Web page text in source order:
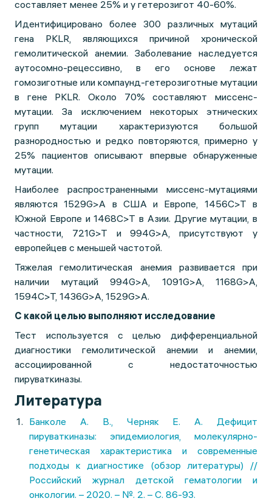
составляет менее 25% и у гетерозигот 40-60%.
Идентифицировано более 300 различных мутаций
гена PKLR, являющихся причиной хронической
гемолитической анемии. Заболевание наследуется
аутосомно-рецессивно, в его основе лежат
гомозиготные или компаунд-гетерозиготные мутации
в гене PKLR. Около 70% составляют миссенс-
мутации. За исключением некоторых этнических
групп мутации характеризуются большой
разнородностью и редко повторяются, примерно у
25% пациентов описывают впервые обнаруженные
мутации.
Наиболее распространенными миссенс-мутациями
являются 1529G>A в США и Европе, 1456C>T в
Южной Европе и 1468C>T в Азии. Другие мутации, в
частности, 721G>T и 994G>A, присутствуют у
европейцев с меньшей частотой.
Тяжелая гемолитическая анемия развивается при
наличии мутаций 994G>A, 1091G>A, 1168G>A,
1594C>T, 1436G>A, 1529G>A.
С какой целью выполняют исследование
Тест используется с целью дифференциальной
диагностики гемолитической анемии и анемии,
ассоциированной с недостаточностью
пируваткиназы.
Литература
Банколе А. В., Черняк Е. А. Дефицит
пируваткиназы: эпидемиология, молекулярно-
генетическая характеристика и современные
подходы к диагностике (обзор литературы) //
Российский журнал детской гематологии и
онкологии. – 2020. – №. 2. – С. 86-93.